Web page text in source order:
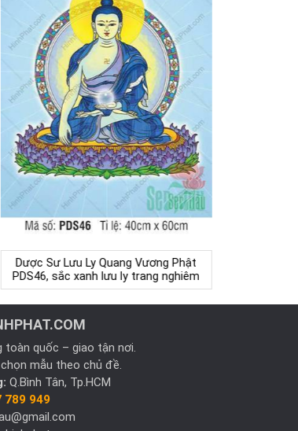
Dược Sư Lưu Ly Quang Vương Phật
PDS46, sắc xanh lưu ly trang nghiêm
toàn quốc – giao tận nơi.
mẫu theo chủ đề.
Q.Bình Tân, Tp.HCM
789 949